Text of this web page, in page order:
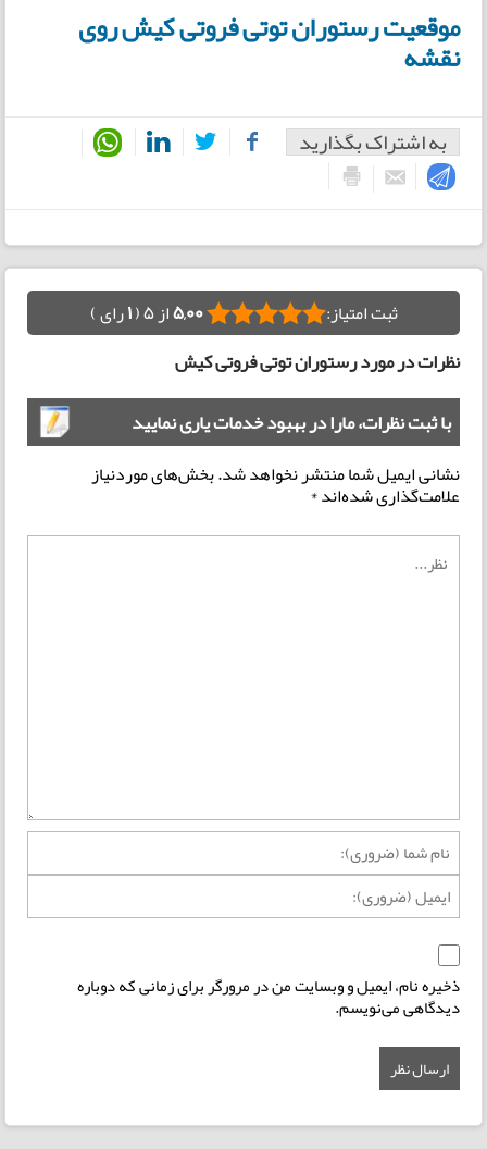
موقعیت رستوران توتی فروتی کیش روی
نقشه
به اشتراک بگذارید
ثبت امتیاز: 5,00از 5 ( 1رای )
نظرات در مورد رستوران توتی فروتی کیش
با ثبت نظرات، مارا در بهبود خدمات یاری نمایید
نشانی ایمیل شما منتشر نخواهد شد.بخش‌های موردنیاز
علامت‌گذاری شده‌اند*
ذخیره نام، ایمیل و وبسایت من در مرورگر برای زمانی که دوباره
دیدگاهی می‌نویسم.